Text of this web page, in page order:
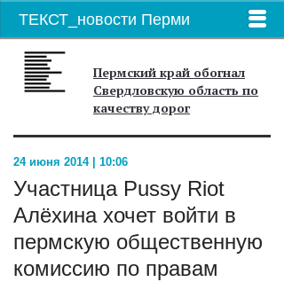
ТЕКСТ_новости Перми
Пермский край обогнал
Свердловскую область по
качеству дорог
24 июня 2014 | 10:06
Участница Pussy Riot
Алёхина хочет войти в
пермскую общественную
комиссию по правам